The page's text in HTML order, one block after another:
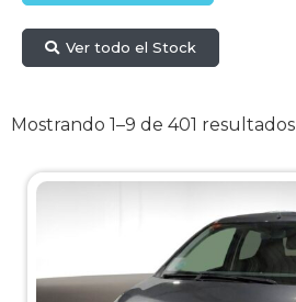
Ver todo el Stock
Mostrando 1–9 de 401 resultados